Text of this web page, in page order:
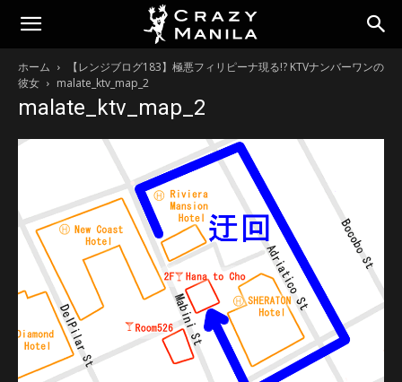
ホーム
【レンジブログ183】極悪フィリピーナ現る!? KTVナンバーワンの
彼女
malate_ktv_map_2
malate_ktv_map_2